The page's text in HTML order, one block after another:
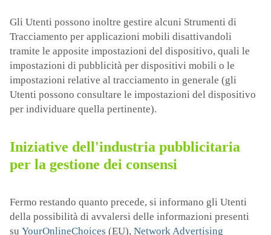
Gli Utenti possono inoltre gestire alcuni Strumenti di
Tracciamento per applicazioni mobili disattivandoli
tramite le apposite impostazioni del dispositivo, quali le
impostazioni di pubblicità per dispositivi mobili o le
impostazioni relative al tracciamento in generale (gli
Utenti possono consultare le impostazioni del dispositivo
per individuare quella pertinente).
Iniziative dell'industria pubblicitaria
per la gestione dei consensi
Fermo restando quanto precede, si informano gli Utenti
della possibilità di avvalersi delle informazioni presenti
su YourOnlineChoices (EU), Network Advertising